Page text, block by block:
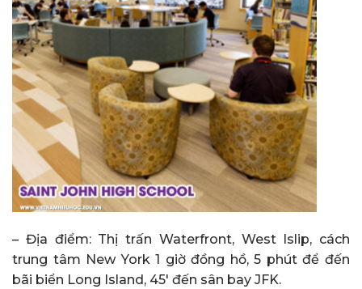
– Địa điểm: Thị trấn Waterfront, West Islip, cách
trung tâm New York 1 giờ đồng hồ, 5 phút để đến
bãi biển Long Island, 45′ đến sân bay JFK.